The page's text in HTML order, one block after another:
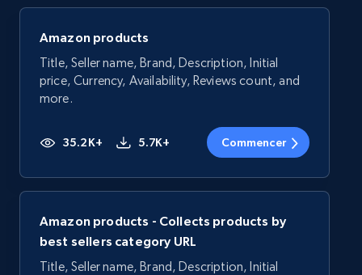
Amazon products
Title, Seller name, Brand, Description, Initial
price, Currency, Availability, Reviews count, and
more.
35.2K+ 5.7K+ Commencer
Amazon products - Collects products by
best sellers category URL
Title, Seller name, Brand, Description, Initial